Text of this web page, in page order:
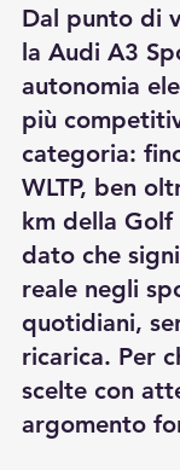
Dal punto di
la Audi A3
autonomia
più
categoria:
WLTP, ben
km della
dato che
reale negli
quotidiani,
ricarica. Per
scelte con
argomento